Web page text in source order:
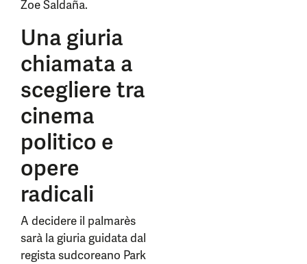
Zoe Saldaña.
Una giuria
chiamata a
scegliere tra
cinema
politico e
opere
radicali
A decidere il palmarès
sarà la giuria guidata dal
regista sudcoreano Park